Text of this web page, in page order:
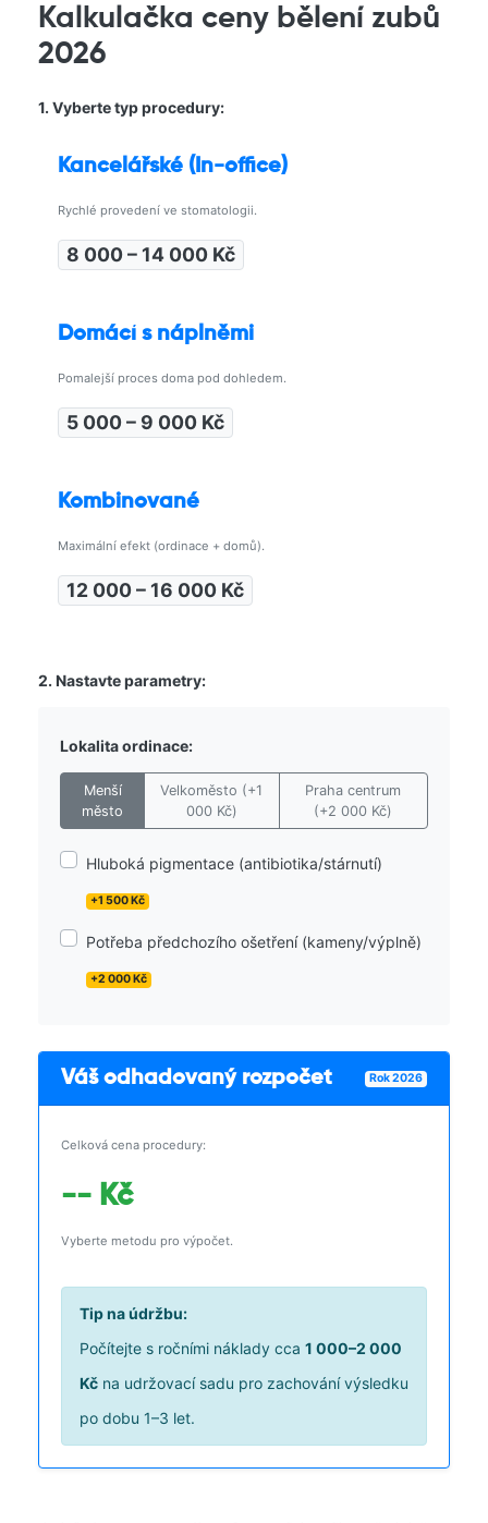
Kalkulačka ceny bělení zubů
2026
1. Vyberte typ procedury:
Kancelářské (In-office)
Rychlé provedení ve stomatologii.
8 000 – 14 000 Kč
Domácí s náplněmi
Pomalejší proces doma pod dohledem.
5 000 – 9 000 Kč
Kombinované
Maximální efekt (ordinace + domů).
12 000 – 16 000 Kč
2. Nastavte parametry:
Lokalita ordinace:
Menší
město
Velkoměsto (+1
000 Kč)
Praha centrum
(+2 000 Kč)
Hluboká pigmentace (antibiotika/stárnutí)
+1 500 Kč
Potřeba předchozího ošetření (kameny/výplně)
+2 000 Kč
Váš odhadovaný rozpočet Rok 2026
Celková cena procedury:
-- Kč
Vyberte metodu pro výpočet.
Tip na údržbu:
Počítejte s ročními náklady cca 1 000–2 000
Kč na udržovací sadu pro zachování výsledku
po dobu 1–3 let.